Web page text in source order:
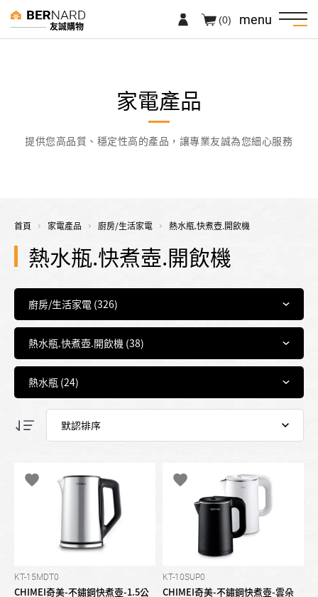
友誠購物 menu
(0)
家電產品
提供您高品質、穩定性高的產品，讓專業友誠為您細心服務
首頁 家電產品 廚房/生活家電 熱水瓶.快煮壺.開飲機
熱水瓶.快煮壺.開飲機
KT-15MDT0
CHIMEI奇美-不鏽鋼快煮壺-1.5公
KT-10SUP0
CHIMEI奇美-不鏽鋼快煮壺-雲朵